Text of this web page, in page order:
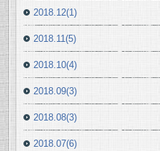
2018.12(1)
2018.11(5)
2018.10(4)
2018.09(3)
2018.08(3)
2018.07(6)